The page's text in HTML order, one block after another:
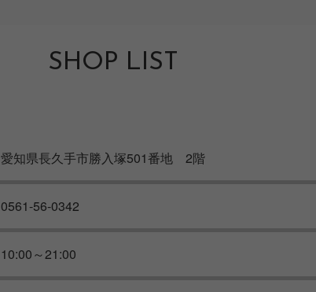
SHOP LIST
愛知県長久手市勝入塚501番地 2階
0561-56-0342
10:00～21:00